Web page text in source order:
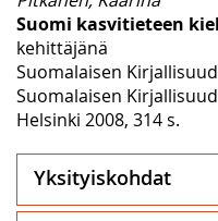
Suomi kasvitieteen
kehittäjänä
Suomalaisen
Suomalaisen
Helsinki 2008, 314 s.
Yksityiskohdat